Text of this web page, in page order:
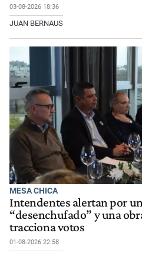
03-08-2026 18:36
JUAN BERNAUS
MESA CHICA
Intendentes alertan por
“desenchufado” y una
tracciona votos
01-08-2026 22:58